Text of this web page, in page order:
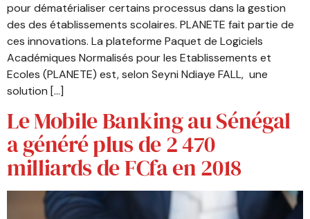
pour dématérialiser certains processus dans la gestion
des des établissements scolaires. PLANETE fait partie de
ces innovations. La plateforme Paquet de Logiciels
Académiques Normalisés pour les Etablissements et
Ecoles (PLANETE) est, selon Seyni Ndiaye FALL, une
solution […]
Le Mobile Banking au Sénégal
a généré plus de 2 470
milliards de FCfa en 2018